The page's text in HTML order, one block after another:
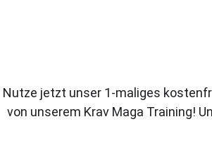
Nutze jetzt unser 1-maliges
von unserem Krav Maga Training!